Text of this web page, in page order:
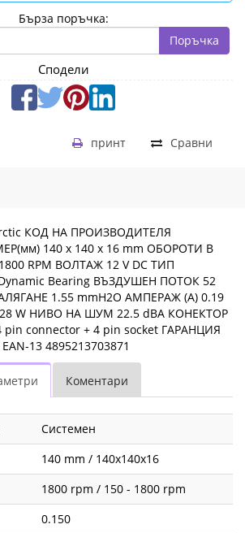
Бърза поръчка:
Поръчка
Сподели
Сравни
принт
КОД НА ПРОИЗВОДИТЕЛЯ
140 x 140 x 16 mm ОБОРОТИ В
RPM ВОЛТАЖ 12 V DC ТИП
Bearing ВЪЗДУШЕН ПОТОК 52
1.55 mmH2O АМПЕРАЖ (A) 0.19
W НИВО НА ШУМ 22.5 dBA КОНЕКТОР
pin connector + 4 pin socket ГАРАНЦИЯ
13 4895213703871
Коментари
Системен
140 mm / 140x140x16
1800 rpm / 150 - 1800 rpm
0.150